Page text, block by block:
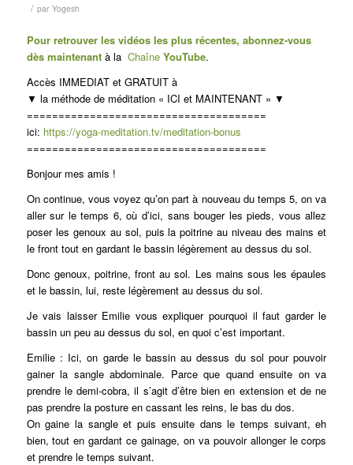
/ par Yogesh
Pour retrouver les vidéos les plus récentes, abonnez-vous
dès maintenantà la Chaîne YouTube.
Accès IMMEDIAT et GRATUIT à
▼ la méthode de méditation « ICI et MAINTENANT » ▼
======================================
ici: https://yoga-meditation.tv/meditation-bonus
======================================
Bonjour mes amis !
On continue, vous voyez qu’on part à nouveau du temps 5, on va
aller sur le temps 6, où d’ici, sans bouger les pieds, vous allez
poser les genoux au sol, puis la poitrine au niveau des mains et
le front tout en gardant le bassin légèrement au dessus du sol.
Donc genoux, poitrine, front au sol. Les mains sous les épaules
et le bassin, lui, reste légèrement au dessus du sol.
Je vais laisser Emilie vous expliquer pourquoi il faut garder le
bassin un peu au dessus du sol, en quoi c’est important.
Emilie : Ici, on garde le bassin au dessus du sol pour pouvoir
gainer la sangle abdominale. Parce que quand ensuite on va
prendre le demi-cobra, il s’agit d’être bien en extension et de ne
pas prendre la posture en cassant les reins, le bas du dos.
On gaine la sangle et puis ensuite dans le temps suivant, eh
bien, tout en gardant ce gainage, on va pouvoir allonger le corps
et prendre le temps suivant.